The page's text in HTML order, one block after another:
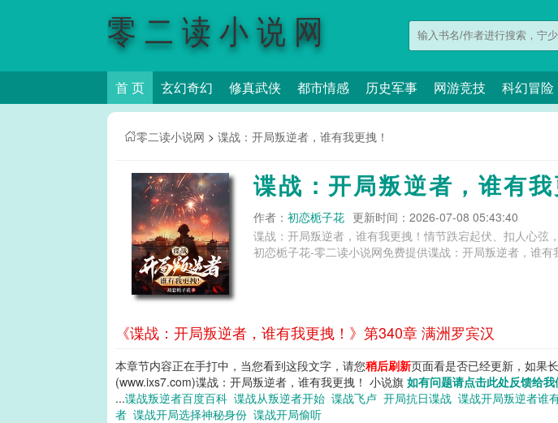
零二读小说网
首 页 玄幻奇幻 修真武侠 都市情感 历史军事 网游竞技 科幻冒险
零二读小说网 > 谍战：开局叛逆者，谁有我更拽！
谍战：开局叛逆者，谁有我
作者： 初恋栀子花 更新时间：2026-07-08 05:43:40
谍战：开局叛逆者，谁有我更拽！情节跌宕起伏、扣人心
初恋栀子花-零二读小说网免费提供谍战：开局叛逆者，谁
《谍战：开局叛逆者，谁有我更拽！》第340章 满洲罗宾汉
本章节内容正在手打中，当您看到这段文字，请您稍后刷新页面看是否已经更新，如果
(www.ixs7.com)谍战：开局叛逆者，谁有我更拽！ 小说旗 如有问题请点击此处反馈给我
...谍战叛逆者百度百科 谍战从叛逆者开始 谍战飞卢 开局抗日谍战 谍战开局叛逆者谁
者 谍战开局选择神秘身份 谍战开局偷听